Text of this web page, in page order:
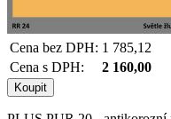
Cena bez DPH: 1 785,12
Cena s DPH:
2 160,00